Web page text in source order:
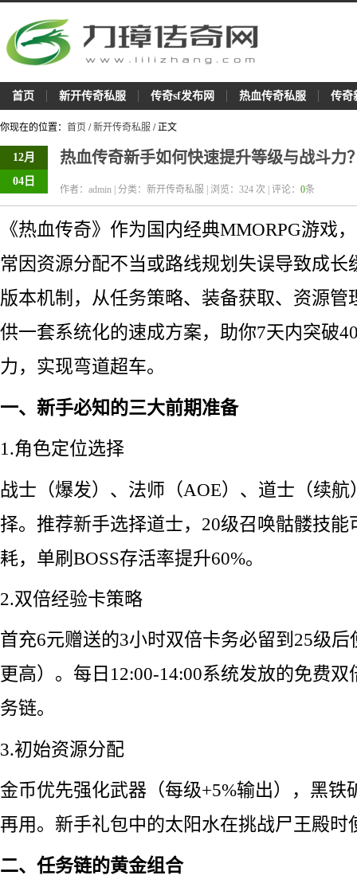
首页 新开传奇私服 传奇sf发布网 热血传奇私服 传奇
你现在的位置： 首页 /新开传奇私服 / 正文
12月
04日
热血传奇新手如何快速提升等级与战斗力
作者：admin | 分类：新开传奇私服 | 浏览： 324 次 | 评论： 0条
《热血传奇》作为国内经典MMORPG游戏
常因资源分配不当或路线规划失误导致成长
版本机制，从任务策略、装备获取、资源管
供一套系统化的速成方案，助你7天内突破
力，实现弯道超车。
一、新手必知的三大前期准备
1.角色定位选择
战士（爆发）、法师（AOE）、道士（续
择。推荐新手选择道士，20级召唤骷髅技能
耗，单刷BOSS存活率提升60%。
2.双倍经验卡策略
首充6元赠送的3小时双倍卡务必留到25级
更高）。每日12:00-14:00系统发放的免费
务链。
3.初始资源分配
金币优先强化武器（每级+5%输出），黑铁
再用。新手礼包中的太阳水在挑战尸王殿时
二、任务链的黄金组合